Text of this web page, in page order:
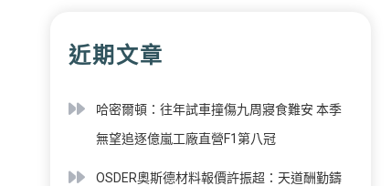
近期文章
哈密爾頓：往年試車撞傷九周寢食難安 本季
無望追逐億嵐工廠直營F1第八冠
OSDER奧斯德材料報價許振超：天道酬勤鑄